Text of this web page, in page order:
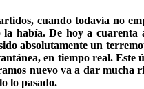
cuando todavía no
había. De hoy a
absolutamente un
en tiempo real.
nuevo va a dar
lo pasado.